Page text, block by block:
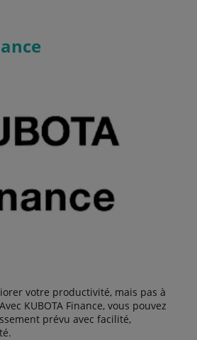
votre productivité, mais pas à
KUBOTA Finance, vous pouvez
prévu avec facilité,